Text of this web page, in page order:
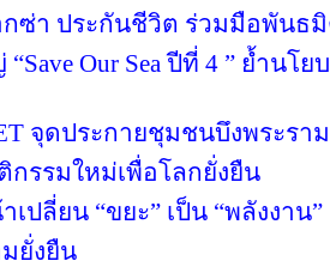
กซ่า ประกันชีวิต ร่วมมือพันธ
Our Sea ปีที่ 4 ” ย้ำนโ
จุดประกายชุมชนบึงพระร
กรรมใหม่เพื่อโลกยั่งยืน
าเปลี่ยน “ขยะ” เป็น “พลังง
ยั่งยืน